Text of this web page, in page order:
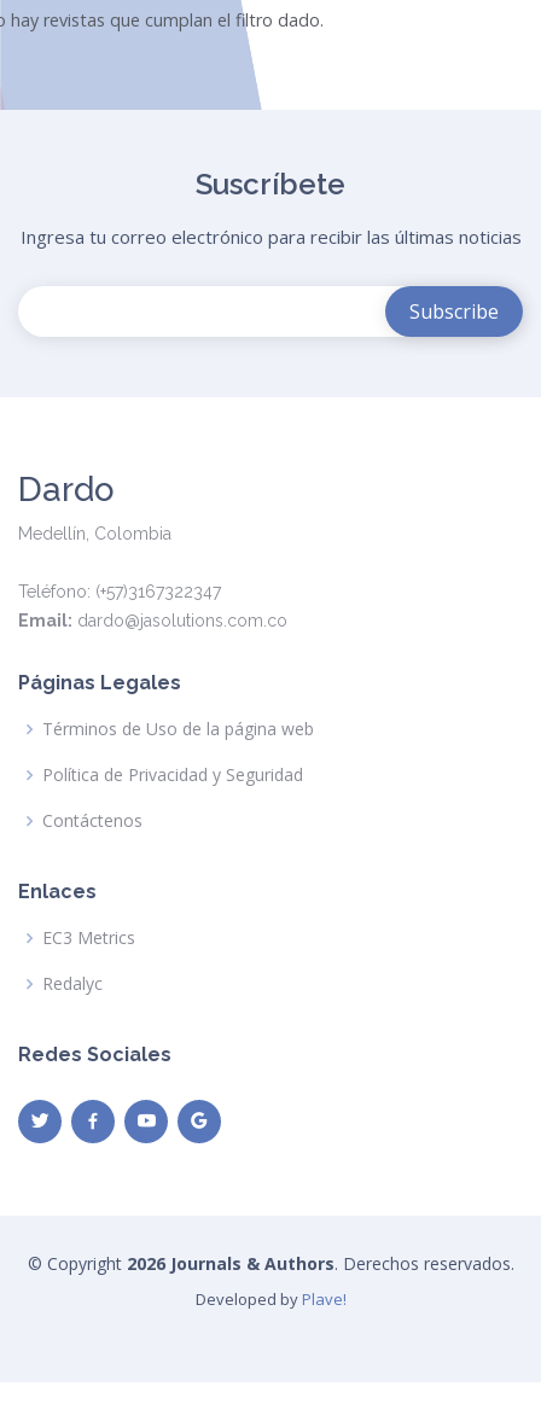
hay revistas que cumplan el filtro dado.
Suscríbete
Ingresa tu correo electrónico para recibir las últimas noticias
Dardo
Medellín, Colombia
Teléfono: (+57)3167322347
Email: dardo@jasolutions.com.co
Páginas Legales
Términos de Uso de la página web
Política de Privacidad y Seguridad
Contáctenos
Enlaces
EC3 Metrics
Redalyc
Redes Sociales
© Copyright 2026 Journals & Authors. Derechos reservados.
Developed by Plave!